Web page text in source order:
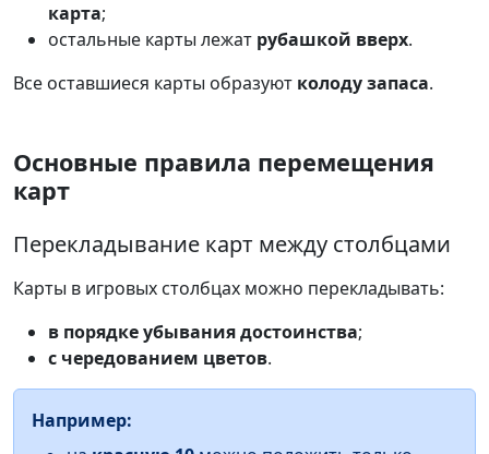
карта;
остальные карты лежат рубашкой вверх.
Все оставшиеся карты образуют колоду запаса.
Основные правила перемещения
карт
Перекладывание карт между столбцами
Карты в игровых столбцах можно перекладывать:
в порядке убывания достоинства;
с чередованием цветов.
Например: